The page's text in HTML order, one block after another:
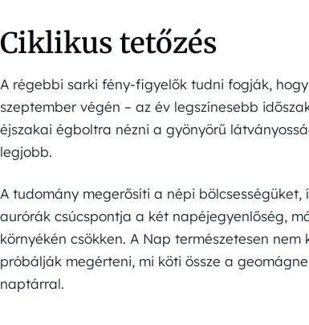
Ciklikus tetőzés
A régebbi sarki fény-figyelők tudni fogják,
szeptember végén – az év legszínesebb
éjszakai égboltra nézni a gyönyörű
legjobb.
A tudomány megerősíti a népi bölcsességüket,
aurórák csúcspontja a két napéjegyenlőség,
környékén csökken. A Nap természetesen
próbálják megérteni, mi köti össze a
naptárral.